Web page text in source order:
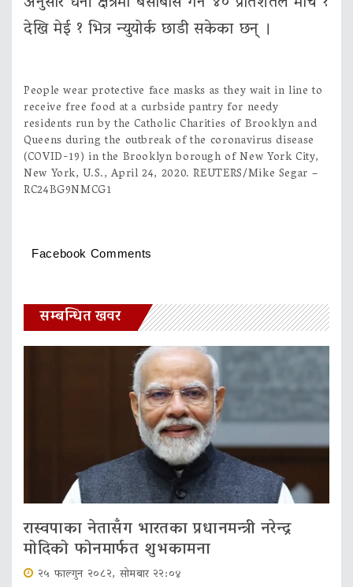
देखि मेई १ भित्र न्युयोर्क छाडी सकेका छन् ।
People wear protective face masks as they wait in line to
receive free food at a curbside pantry for needy
residents run by the Catholic Charities of Brooklyn and
Queens during the outbreak of the coronavirus disease
(COVID-19) in the Brooklyn borough of New York City,
New York, U.S., April 24, 2020. REUTERS/Mike Segar –
RC24BG9NMCG1
Facebook Comments
सम्बन्धित खवर
रास्वपाका नेतासँग भारतका प्रधानमन्त्री नरेन्द्र
मोदिको फोनमार्फत शुभकामना
२५ फाल्गुन २०८२, सोमबार २२:०४